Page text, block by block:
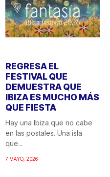
REGRESA EL
FESTIVAL QUE
DEMUESTRA QUE
IBIZA ES MUCHO MÁS
QUE FIESTA
Hay una Ibiza que no cabe
en las postales. Una isla
que...
7 MAYO, 2026